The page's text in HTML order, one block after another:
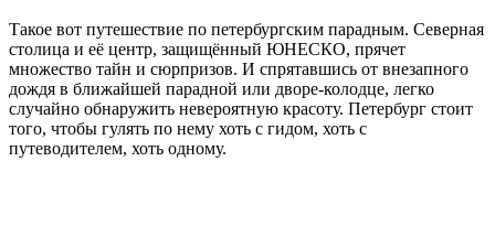
Такое вот путешествие по петербургским парадным. Северная
столица и её центр, защищённый ЮНЕСКО, прячет
множество тайн и сюрпризов. И спрятавшись от внезапного
дождя в ближайшей парадной или дворе-колодце, легко
случайно обнаружить невероятную красоту. Петербург стоит
того, чтобы гулять по нему хоть с гидом, хоть с
путеводителем, хоть одному.